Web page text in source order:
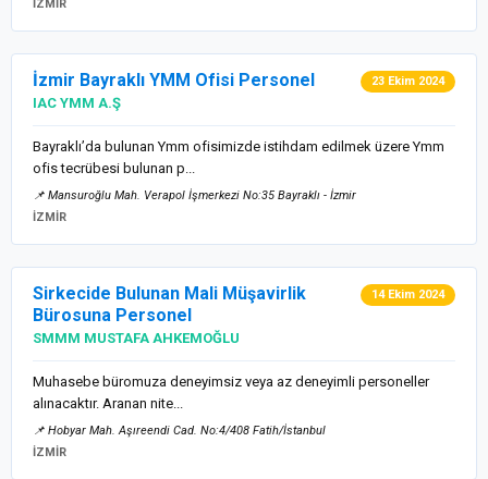
İZMİR
İzmir Bayraklı YMM Ofisi Personel 23 Ekim 2024
IAC YMM A.Ş
Bayraklı’da bulunan Ymm ofisimizde istihdam edilmek üzere Ymm
ofis tecrübesi bulunan p...
📌 Mansuroğlu Mah. Verapol İşmerkezi No:35 Bayraklı - İzmir
İZMİR
Sirkecide Bulunan Mali Müşavirlik
Bürosuna Personel
14 Ekim 2024
SMMM MUSTAFA AHKEMOĞLU
Muhasebe büromuza deneyimsiz veya az deneyimli personeller
alınacaktır. Aranan nite...
📌 Hobyar Mah. Aşıreendi Cad. No:4/408 Fatih/İstanbul
İZMİR